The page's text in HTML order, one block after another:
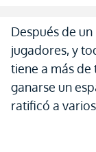
Después de
jugadores, y
tiene a más
ganarse un
ratificó a